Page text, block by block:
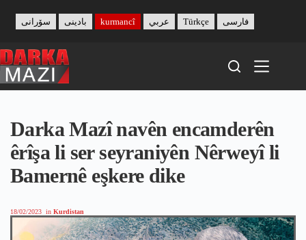
content
بادینی سۆرانی kurmancî عربي Türkçe فارسی
Darka Mazî navên encamderên
êrîşa li ser seyraniyên Nêrweyî li
Bamernê eşkere dike
18/02/2023 in Kurdistan